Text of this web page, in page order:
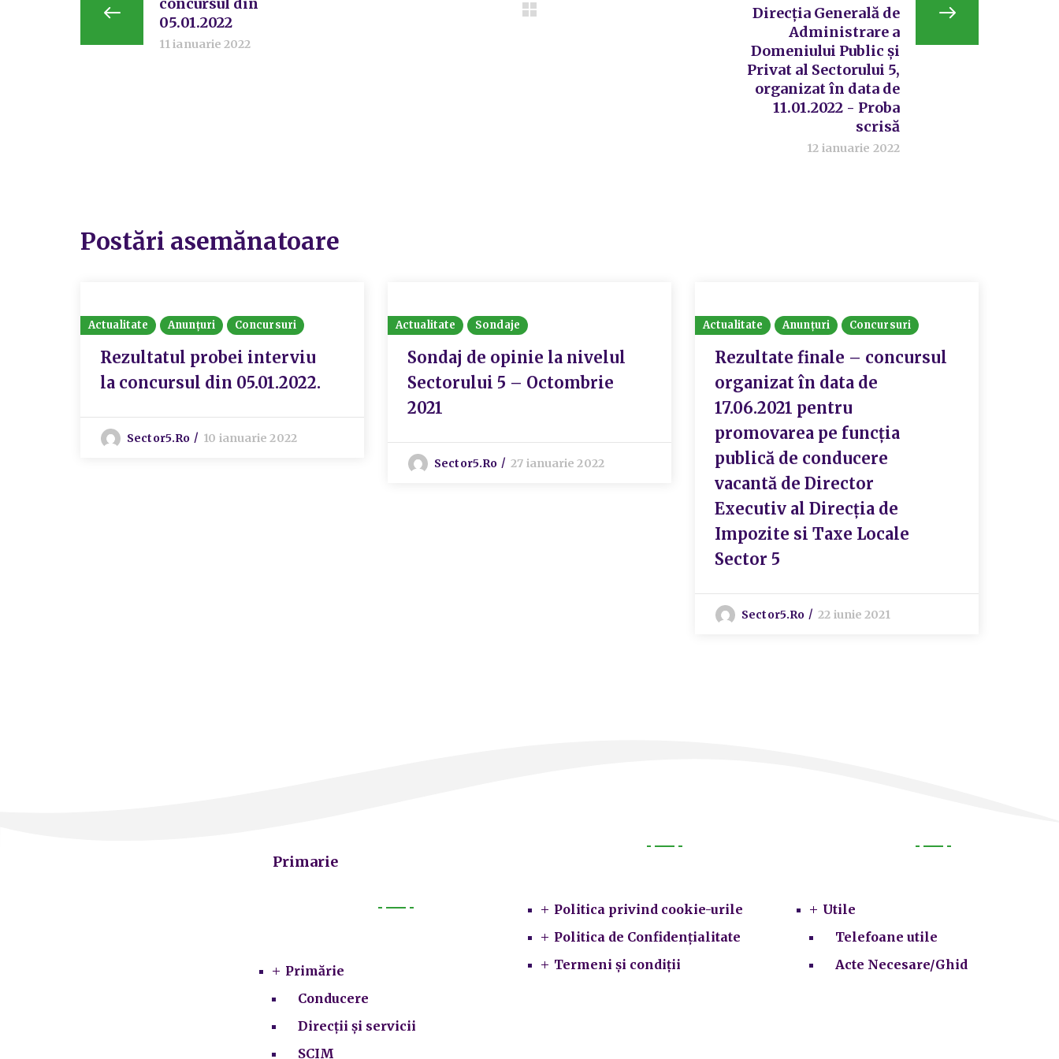
05.01.2022
11 ianuarie 2022
Direcția Generală de
Administrare a
Domeniului Public și
Privat al Sectorului 5,
organizat în data de
11.01.2022 - Proba
scrisă
12 ianuarie 2022
Postări asemănatoare
Actualitate Anunțuri Concursuri
Rezultatul probei interviu
la concursul din 05.01.2022.
Sector5.ro 10 ianuarie 2022
Actualitate Sondaje
Sondaj de opinie la nivelul
Sectorului 5 – Octombrie
2021
Sector5.ro 27 ianuarie 2022
Actualitate Anunțuri Concursuri
Rezultate finale – concursul
organizat în data de
17.06.2021 pentru
promovarea pe funcția
publică de conducere
vacantă de Director
Executiv al Direcția de
Impozite si Taxe Locale
Sector 5
Sector5.ro 22 iunie 2021
Primarie
Primărie
Conducere
Direcții și servicii
SCIM
Politica privind cookie-urile
Politica de Confidențialitate
Termeni și condiții
Utile
Telefoane utile
Acte Necesare/Ghid